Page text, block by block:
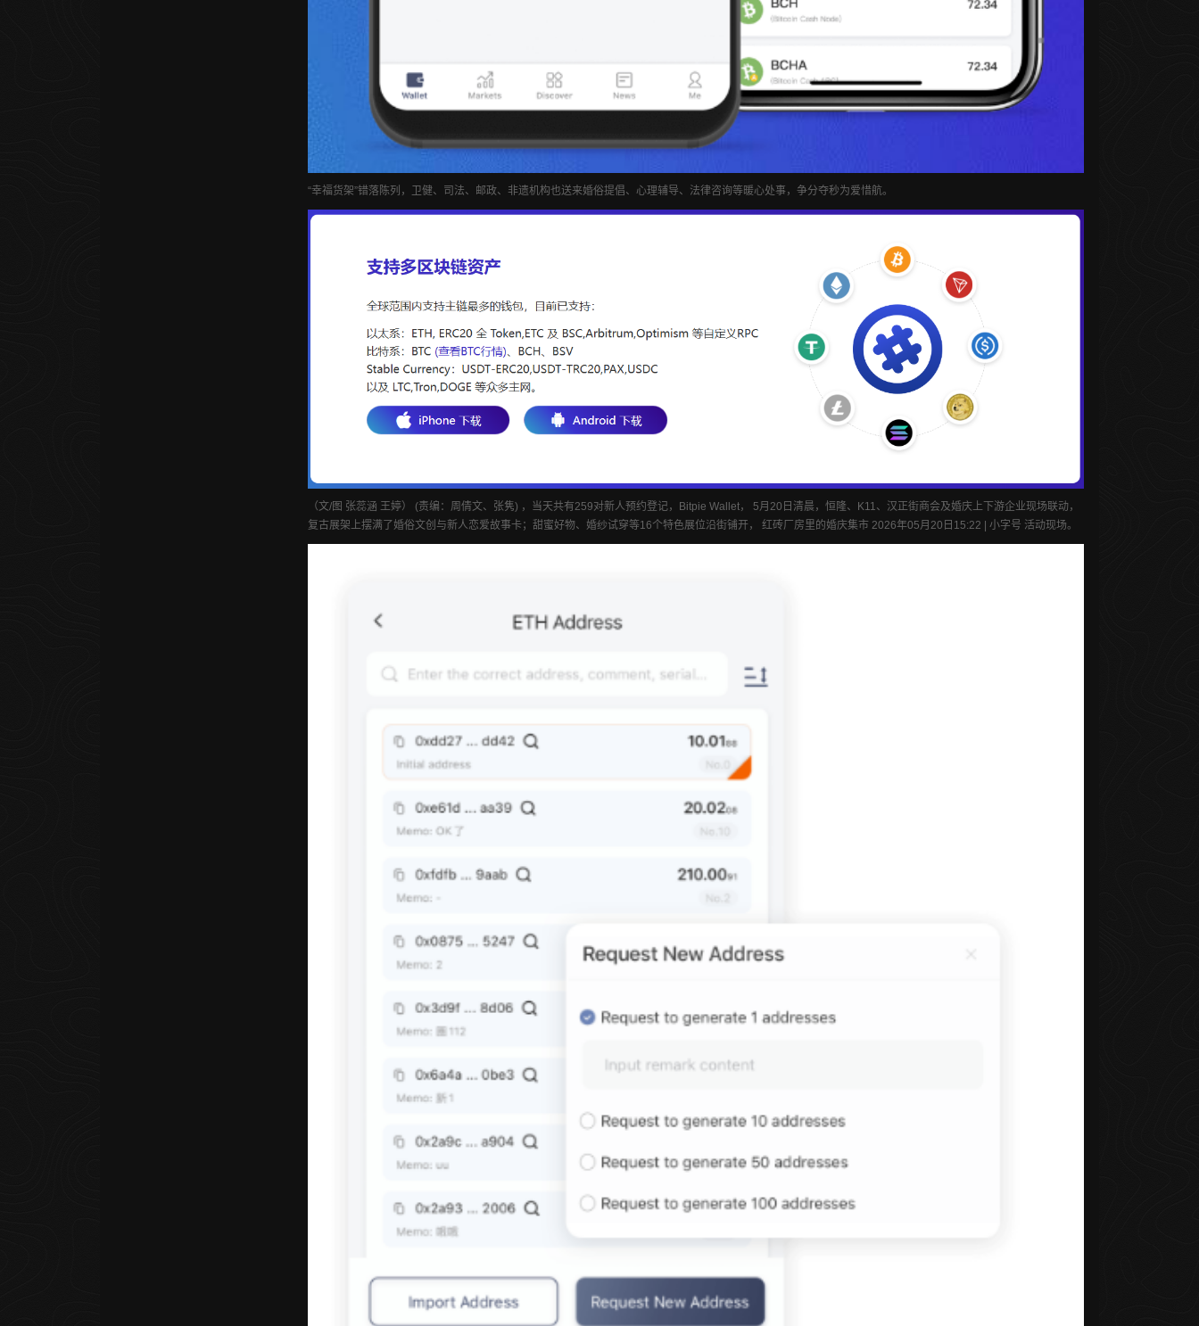
“幸福货架”错落陈列，卫健、司法、邮政、非遗机构也送来婚俗提倡、心理辅导、法律咨询等暖心处事，争分夺秒为爱惜航。
（文/图 张蕊涵 王婷） (责编：周倩文、张隽) ，当天共有259对新人预约登记，Bitpie Wallet， 5月20日清晨，恒隆、K11、汉正街商会及婚庆上下游企业现场联动，
复古展架上摆满了婚俗文创与新人恋爱故事卡；甜蜜好物、婚纱试穿等16个特色展位沿街铺开， 红砖厂房里的婚庆集市 2026年05月20日15:22 | 小字号 活动现场。